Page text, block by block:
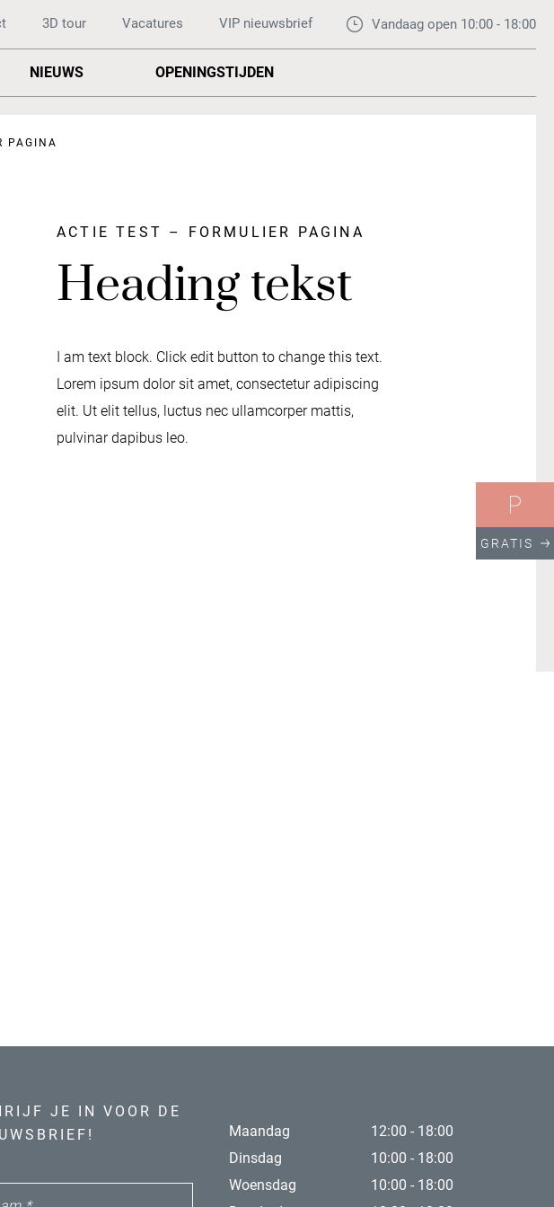
3D tour Vacatures VIP nieuwsbrief Vandaag open 10:00 - 18:00
NIEUWS OPENINGSTIJDEN
PAGINA
ACTIE TEST – FORMULIER PAGINA
Heading tekst
I am text block. Click edit button to change this text.
Lorem ipsum dolor sit amet, consectetur adipiscing
elit. Ut elit tellus, luctus nec ullamcorper mattis,
pulvinar dapibus leo.
JE IN VOOR DE
Maandag
12:00 - 18:00
Dinsdag
10:00 - 18:00
Woensdag
10:00 - 18:00
GRATIS